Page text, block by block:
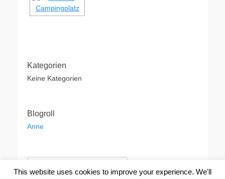
Kategorien
Keine Kategorien
Blogroll
Anne
Suche
nach:
This website uses cookies to improve your experience. We'll